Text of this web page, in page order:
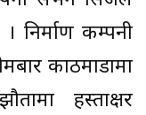
निर्माण कम्पनी
काठमाडौंमा
हस्ताक्षर